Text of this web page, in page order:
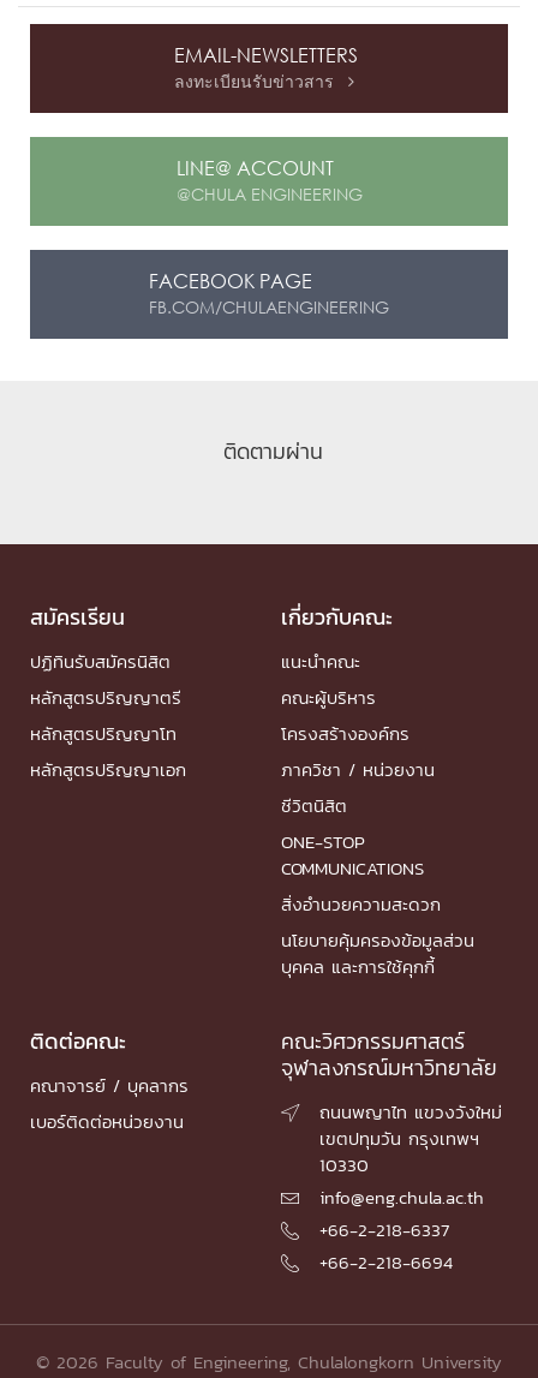
EMAIL-NEWSLETTERS
ลงทะเบียนรับข่าวสาร 
LINE@ ACCOUNT
@CHULA ENGINEERING
FACEBOOK PAGE
FB.COM/CHULAENGINEERING
ติดตามผ่าน
สมัครเรียน
ปฏิทินรับสมัครนิสิต
หลักสูตรปริญญาตรี
หลักสูตรปริญญาโท
หลักสูตรปริญญาเอก
เกี่ยวกับคณะ
แนะนำคณะ
คณะผู้บริหาร
โครงสร้างองค์กร
ภาควิชา / หน่วยงาน
ชีวิตนิสิต
ONE-STOP
COMMUNICATIONS
สิ่งอำนวยความสะดวก
นโยบายคุ้มครองข้อมูลส่วน
บุคคล และการใช้คุกกี้
ติดต่อคณะ
คณาจารย์ / บุคลากร
เบอร์ติดต่อหน่วยงาน
คณะวิศวกรรมศาสตร์
จุฬาลงกรณ์มหาวิทยาลัย

ถนนพญาไท แขวงวังใหม่
เขตปทุมวัน กรุงเทพฯ
10330
 info@eng.chula.ac.th
 +66-2-218-6337
 +66-2-218-6694
© 2026 Faculty of Engineering, Chulalongkorn University